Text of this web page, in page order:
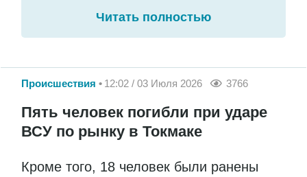
Читать полностью
Происшествия 12:02 / 03 Июля 2026 3766
Пять человек погибли при ударе
ВСУ по рынку в Токмаке
Кроме того, 18 человек были ранены